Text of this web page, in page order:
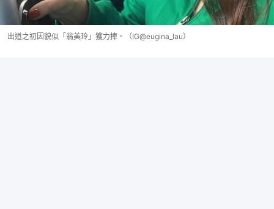
出道之初因貌似「翁美玲」獲力捧。（IG@eugina_lau）